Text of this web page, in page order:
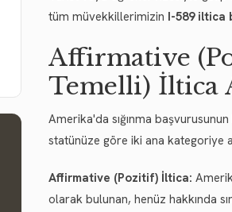
tüm müvekkillerimizin I-589 iltica
Affirmative
Temelli) İltica
Amerika'da sığınma
statünüze göre iki ana kategoriye
Affirmative (Pozitif) İltica:
olarak bulunan, henüz hakkında